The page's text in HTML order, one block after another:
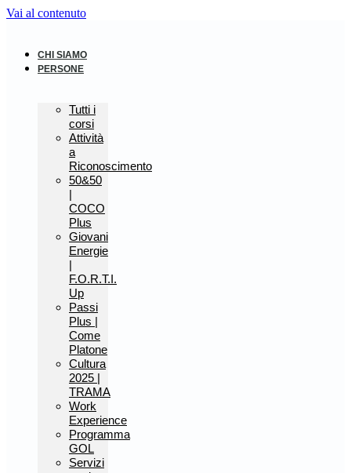
Vai al contenuto
CHI SIAMO
PERSONE
Tutti i
corsi
Attività
a
Riconoscimento
50&50
|
COCO
Plus
Giovani
Energie
|
F.O.R.T.I.
Up
Passi
Plus |
Come
Platone
Cultura
2025 |
TRAMA
Work
Experience
Programma
GOL
Servizi